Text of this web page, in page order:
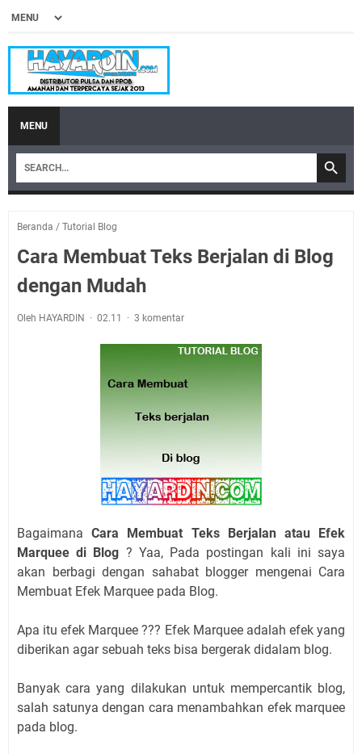
MENU
Beranda / Tutorial Blog
Cara Membuat Teks Berjalan di Blog
dengan Mudah
Oleh HAYARDIN 02.11 3 komentar
BagaimanaCara Membuat Teks Berjalan atau Efek
Marquee di Blog ? Yaa, Pada postingan kali ini saya
akan berbagi dengan sahabat blogger mengenai Cara
Membuat Efek Marquee pada Blog.
Apa itu efek Marquee ??? Efek Marquee adalah efek yang
diberikan agar sebuah teks bisa bergerak didalam blog.
Banyak cara yang dilakukan untuk mempercantik blog,
salah satunya dengan cara menambahkan efek marquee
pada blog.